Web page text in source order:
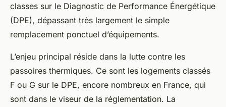
classes sur le Diagnostic de Performance Énergétique
(DPE), dépassant très largement le simple
remplacement ponctuel d’équipements.
L’enjeu principal réside dans la lutte contre les
passoires thermiques. Ce sont les logements classés
F ou G sur le DPE, encore nombreux en France, qui
sont dans le viseur de la réglementation. La